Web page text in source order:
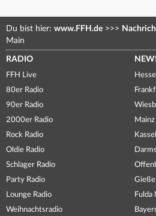
Du bist hier: www.FFH.de >>>
Main
RADIO
FFH Live
80er Radio
90er Radio
2000er Radio
Rock Radio
Oldie Radio
Schlager Radio
Party Radio
Lounge Radio
Weihnachtsradio
Fulda